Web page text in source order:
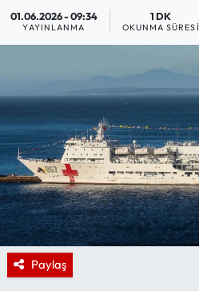
01.06.2026 - 09:34
YAYINLANMA
1 DK
OKUNMA SÜRESI
Paylaş
Yazarlar